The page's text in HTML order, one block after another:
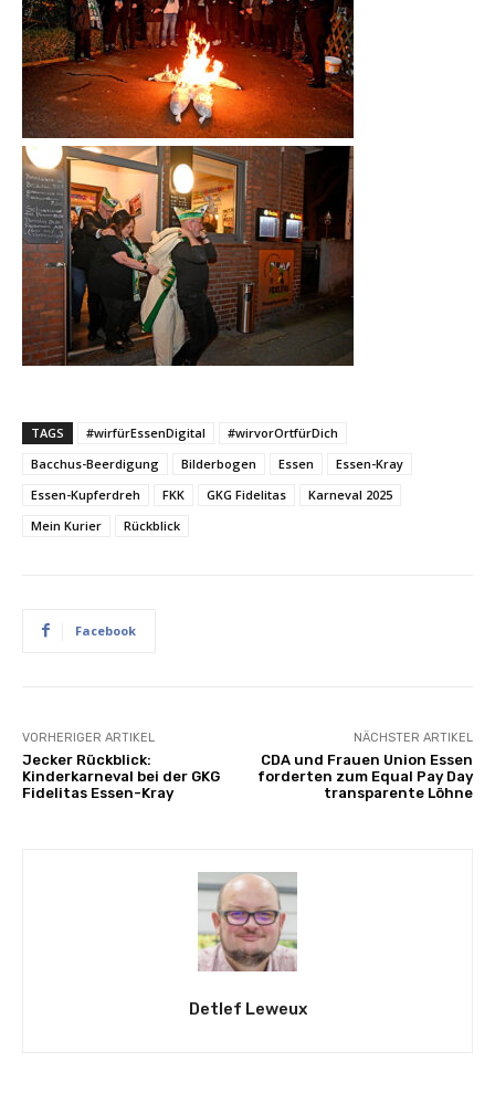
TAGS #wirfürEssenDigital
#wirvorOrtfürDich
Bacchus-Beerdigung
Bilderbogen Essen
Essen-Kray
Essen-Kupferdreh
FKK GKG Fidelitas
Karneval 2025
Mein Kurier
Rückblick
Facebook
VORHERIGER ARTIKEL
Jecker Rückblick:
Kinderkarneval bei der GKG
Fidelitas Essen-Kray
NÄCHSTER ARTIKEL
CDA und Frauen Union Essen
forderten zum Equal Pay Day
transparente Löhne
Detlef Leweux